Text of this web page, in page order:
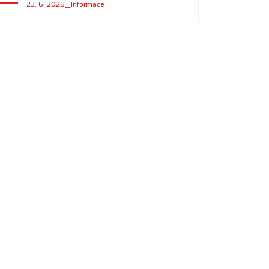
23. 6. 2026_Informace